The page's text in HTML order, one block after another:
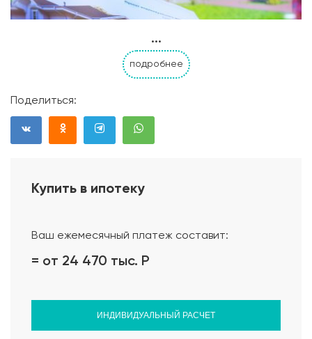
Проект дома
...
подробнее
Поделиться:
Купить в ипотеку
Ваш ежемесячный платеж составит:
= от 24 470 тыс. Р
ИНДИВИДУАЛЬНЫЙ РАСЧЕТ